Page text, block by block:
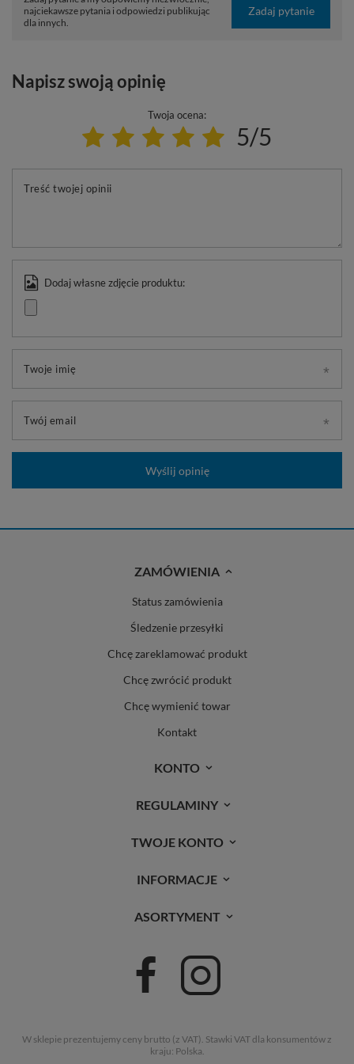
najciekawsze pytania i odpowiedzi publikując
dla innych.
Zadaj pytanie
Napisz swoją opinię
Twoja ocena:
5/5
Treść twojej opinii
Dodaj własne zdjęcie produktu:
Twoje imię
Twój email
Wyślij opinię
ZAMÓWIENIA
Status zamówienia
Śledzenie przesyłki
Chcę zareklamować produkt
Chcę zwrócić produkt
Chcę wymienić towar
Kontakt
KONTO
REGULAMINY
TWOJE KONTO
INFORMACJE
ASORTYMENT
W sklepie prezentujemy ceny brutto (z VAT). Stawki VAT dla konsumentów z
kraju: Polska.